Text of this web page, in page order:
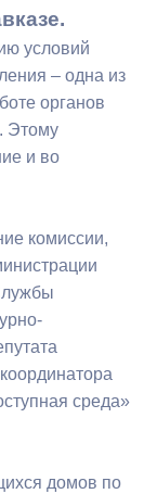
условий
– одна из
органов
Этому
и во
комиссии,
среда»
домов по